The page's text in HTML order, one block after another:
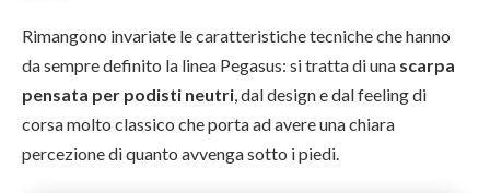
Rimangono invariate le caratteristiche tecniche che hanno
da sempre definito la linea Pegasus: si tratta di una scarpa
pensata per podisti neutri, dal design e dal feeling di
corsa molto classico che porta ad avere una chiara
percezione di quanto avvenga sotto i piedi.